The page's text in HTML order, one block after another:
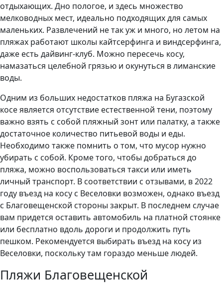
отдыхающих. Дно пологое, и здесь множество
мелководных мест, идеально подходящих для самых
маленьких. Развлечений не так уж и много, но летом на
пляжах работают школы кайтсерфинга и виндсерфинга,
даже есть дайвинг-клуб. Можно пересечь косу,
намазаться целебной грязью и окунуться в лиманские
воды.
Одним из больших недостатков пляжа на Бугазской
косе является отсутствие естественной тени, поэтому
важно взять с собой пляжный зонт или палатку, а также
достаточное количество питьевой воды и еды.
Необходимо также помнить о том, что мусор нужно
убирать с собой. Кроме того, чтобы добраться до
пляжа, можно воспользоваться такси или иметь
личный транспорт. В соответствии с отзывами, в 2022
году въезд на косу с Веселовки возможен, однако въезд
с Благовещенской стороны закрыт. В последнем случае
вам придется оставить автомобиль на платной стоянке
или бесплатно вдоль дороги и продолжить путь
пешком. Рекомендуется выбирать въезд на косу из
Веселовки, поскольку там гораздо меньше людей.
Пляжи Благовещенской